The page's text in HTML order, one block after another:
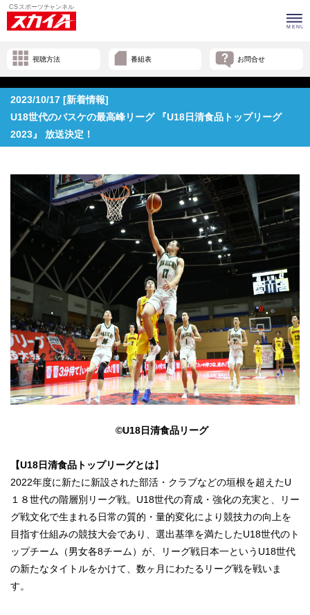
視聴方法 番組表 お問合せ
2023/10/17 [新着情報]
U18世代のバスケの最高峰リーグ 『U18日清食品トップリーグ
2023』 放送決定！
©U18日清食品リーグ
【U18日清食品トップリーグとは】
2022年度に新たに新設された部活・クラブなどの垣根を超えたU
１８世代の階層別リーグ戦。U18世代の育成・強化の充実と、リー
グ戦文化で生まれる日常の質的・量的変化により競技力の向上を
目指す仕組みの競技大会であり、選出基準を満たしたU18世代のト
ップチーム（男女各8チーム）が、リーグ戦日本一というU18世代
の新たなタイトルをかけて、数ヶ月にわたるリーグ戦を戦いま
す。